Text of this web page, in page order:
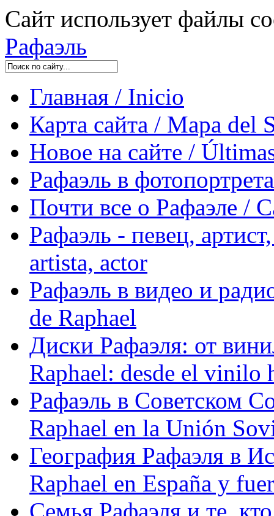
Сайт использует файлы
Рафаэль
Главная / Inicio
Карта сайта / Mapa del
Новое на сайте /
Рафаэль в
Почти все о Рафаэле /
Рафаэль - певец,
artista, actor
Рафаэль в видео и
de Raphael
Диски Рафаэля: от
Raphael: desde el vinilo
Рафаэль в Советском
Raphael en la Unión
География Рафаэля в
Raphael en España y